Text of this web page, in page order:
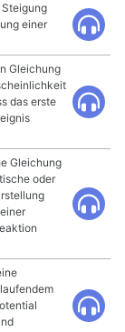
einer
Gleichung
das erste
Gleichung
oder